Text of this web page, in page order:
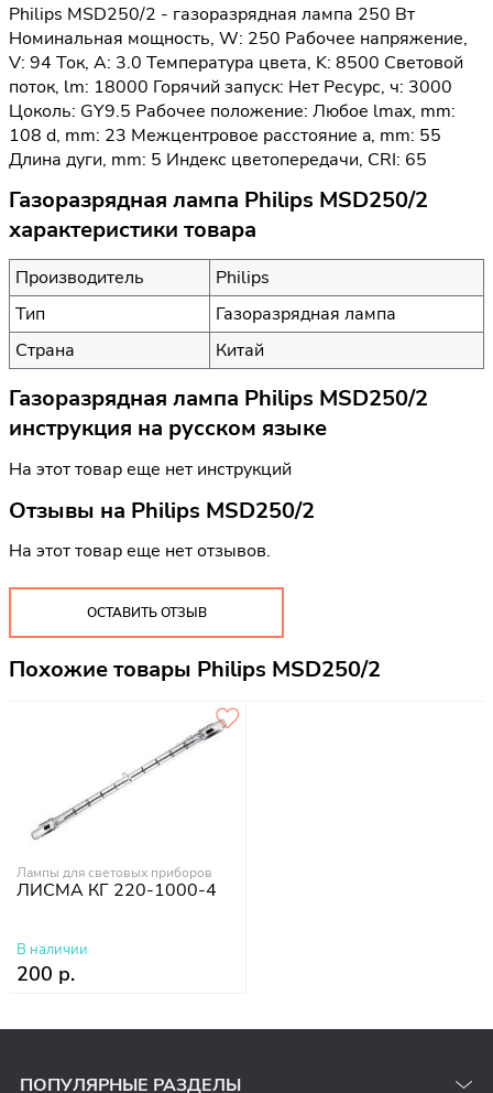
Philips MSD250/2 - газоразрядная лампа 250 Вт
Номинальная мощность, W: 250 Рабочее напряжение,
V: 94 Ток, А: 3.0 Температура цвета, K: 8500 Световой
поток, lm: 18000 Горячий запуск: Нет Ресурс, ч: 3000
Цоколь: GY9.5 Рабочее положение: Любое lmax, mm:
108 d, mm: 23 Межцентровое расстояние a, mm: 55
Длина дуги, mm: 5 Индекс цветопередачи, CRI: 65
Газоразрядная лампа Philips MSD250/2
характеристики товара
Производитель
Philips
Тип
Газоразрядная лампа
Страна
Китай
Газоразрядная лампа Philips MSD250/2
инструкция на русском языке
На этот товар еще нет инструкций
Отзывы на Philips MSD250/2
На этот товар еще нет отзывов.
ОСТАВИТЬ ОТЗЫВ
Похожие товары Philips MSD250/2
Лампы для световых приборов
ЛИСМА КГ 220-1000-4
В наличии
200 р.
ПОПУЛЯРНЫЕ РАЗДЕЛЫ